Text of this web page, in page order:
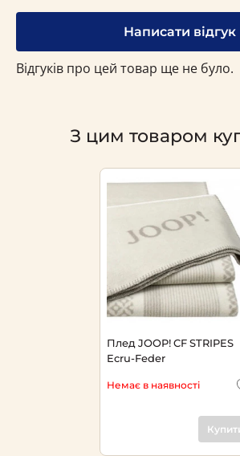
Написати відгук
Відгуків про цей товар ще не було.
З цим товаром
Плед JOOP! CF STRIPES
Ecru-Feder
Немає в наявності